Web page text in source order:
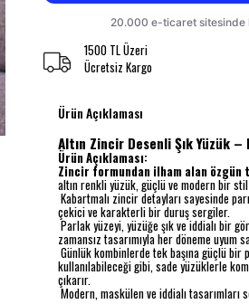
1500 TL Üzeri
Ücretsiz Kargo
Ürün Açıklaması
Altın Zincir Desenli Şık Yüzük –
Ürün Açıklaması:
Zincir formundan ilham alan özgün
altın renkli yüzük, güçlü ve modern bir
Kabartmalı zincir detayları sayesinde
çekici ve karakterli bir duruş sergiler.
Parlak yüzeyi, yüzüğe şık ve iddialı bir
zamansız tasarımıyla her döneme uyum
Günlük kombinlerde tek başına güçlü bir
kullanılabileceği gibi, sade yüzüklerle
çıkarır.
Modern, maskülen ve iddialı tasarımları